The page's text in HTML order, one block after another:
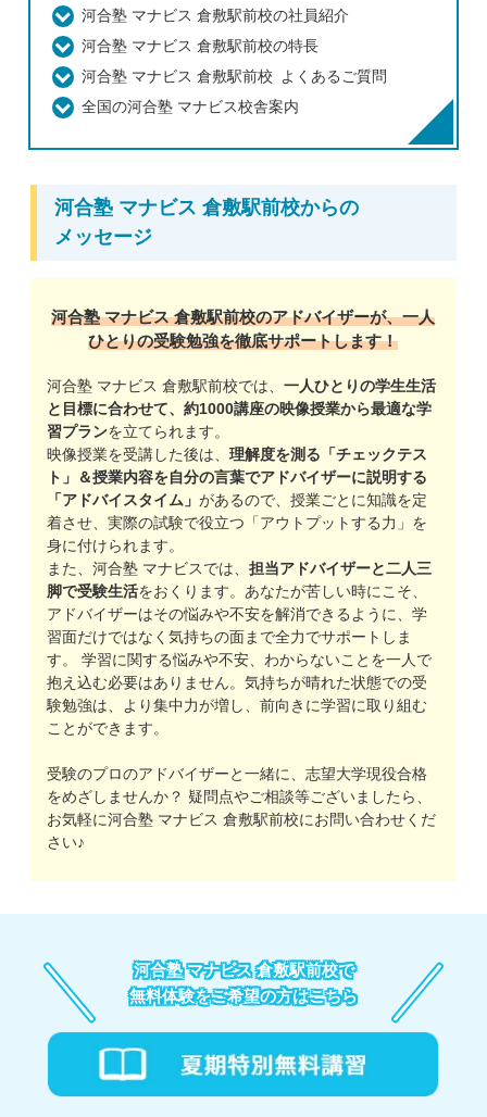
河合塾 マナビス 倉敷駅前校の社員紹介
河合塾 マナビス 倉敷駅前校の特長
河合塾 マナビス 倉敷駅前校 よくあるご質問
全国の河合塾 マナビス校舎案内
河合塾 マナビス 倉敷駅前校からの
メッセージ
河合塾 マナビス 倉敷駅前校のアドバイザーが、一人
ひとりの受験勉強を徹底サポートします！
河合塾 マナビス 倉敷駅前校では、一人ひとりの学生生活
と目標に合わせて、約1000講座の映像授業から最適な学
習プランを立てられます。
映像授業を受講した後は、理解度を測る「チェックテス
ト」＆授業内容を自分の言葉でアドバイザーに説明する
「アドバイスタイム」があるので、授業ごとに知識を定
着させ、実際の試験で役立つ「アウトプットする力」を
身に付けられます。
また、河合塾 マナビスでは、担当アドバイザーと二人三
脚で受験生活をおくります。あなたが苦しい時にこそ、
アドバイザーはその悩みや不安を解消できるように、学
習面だけではなく気持ちの面まで全力でサポートしま
す。 学習に関する悩みや不安、わからないことを一人で
抱え込む必要はありません。気持ちが晴れた状態での受
験勉強は、より集中力が増し、前向きに学習に取り組む
ことができます。
受験のプロのアドバイザーと一緒に、志望大学現役合格
をめざしませんか？ 疑問点やご相談等ございましたら、
お気軽に河合塾 マナビス 倉敷駅前校にお問い合わせくだ
さい♪
河合塾 マナビス 倉敷駅前校で
無料体験をご希望の方はこちら